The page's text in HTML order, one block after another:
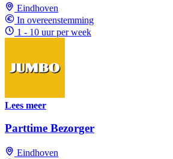
Eindhoven
In overeenstemming
1 - 10 uur per week
Lees meer
Parttime Bezorger
Eindhoven